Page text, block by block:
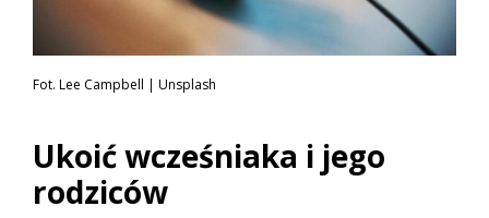
Fot. Lee Campbell | Unsplash
Ukoić wcześniaka i jego
rodziców